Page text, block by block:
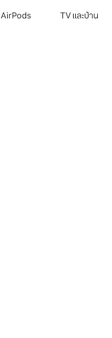
AirPods TV และบ้าน